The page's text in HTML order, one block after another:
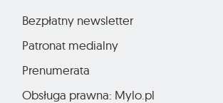
Bezpłatny newsletter
Patronat medialny
Prenumerata
Obsługa prawna: Mylo.pl